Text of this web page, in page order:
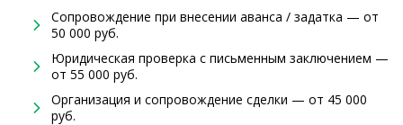
Сопровождение при внесении аванса / задатка — от
50 000 руб.
Юридическая проверка с письменным заключением —
от 55 000 руб.
Организация и сопровождение сделки — от 45 000
руб.